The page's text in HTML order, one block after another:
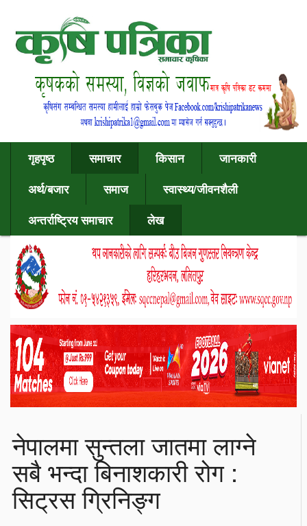
गृहपृष्ठ समाचार किसान
जानकारी
अर्थ/बजार
समाज
स्वास्थ्य/जीवनशैली
अन्तर्राष्ट्रिय समाचार
लेख
नेपालमा सुन्तला जातमा लाग्ने
सबै भन्दा बिनाशकारी रोग :
सिट्रस ग्रिनिङ्ग